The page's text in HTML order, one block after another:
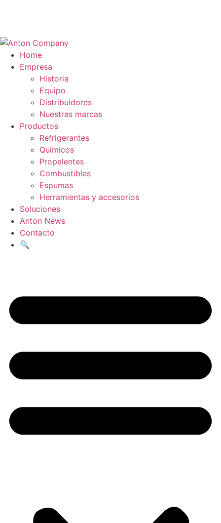
Home
Empresa
Historia
Equipo
Distribuidores
Nuestras marcas
Productos
Refrigerantes
Químicos
Propelentes
Combustibles
Espumas
Herramientas y accesorios
Soluciones
Anton News
Contacto
🔍